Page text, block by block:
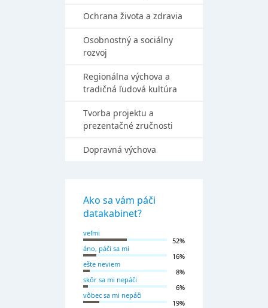
Ochrana života a zdravia
Osobnostný a sociálny
rozvoj
Regionálna výchova a
tradičná ľudová kultúra
Tvorba projektu a
prezentačné zručnosti
Dopravná výchova
Ako sa vám páči
datakabinet?
veľmi
52%
áno, páči sa mi
16%
ešte neviem
8%
skôr sa mi nepáči
6%
vôbec sa mi nepáči
19%